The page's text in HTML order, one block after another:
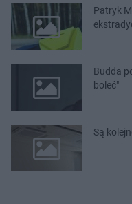
Patryk
Budda
boleć"
Są